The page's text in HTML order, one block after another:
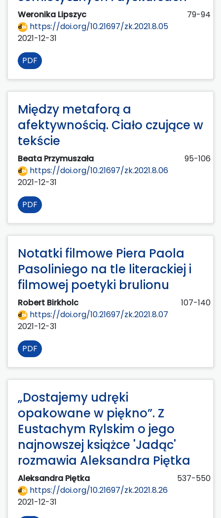
Weronika Lipszyc
79-94
https://doi.org/10.21697/zk.2021.8.05
2021-12-31
PDF
Między metaforą a
afektywnością. Ciało czujące w
tekście
Beata Przymuszała
95-106
https://doi.org/10.21697/zk.2021.8.06
2021-12-31
PDF
Notatki filmowe Piera Paola
Pasoliniego na tle literackiej i
filmowej poetyki brulionu
Robert Birkholc
107-140
https://doi.org/10.21697/zk.2021.8.07
2021-12-31
PDF
„Dostajemy udręki
opakowane w piękno”. Z
Eustachym Rylskim o jego
najnowszej książce 'Jadąc'
rozmawia Aleksandra Piętka
Aleksandra Piętka
537-550
https://doi.org/10.21697/zk.2021.8.26
2021-12-31